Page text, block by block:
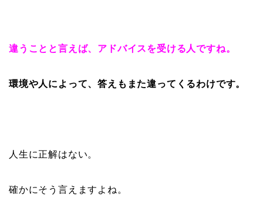
違うことと言えば、アドバイスを受ける人ですね。
環境や人によって、答えもまた違ってくるわけです。
人生に正解はない。
確かにそう言えますよね。